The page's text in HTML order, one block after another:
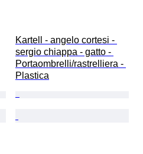
Kartell - angelo cortesi -
sergio chiappa - gatto -
Portaombrelli/rastrelliera -
Plastica